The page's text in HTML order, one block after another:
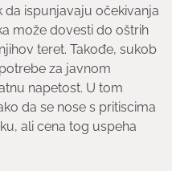
ispunjavaju očekivanja
može dovesti do oštrih
teret. Takođe, sukob
za javnom
napetost. U tom
da se nose s pritiscima
ali cena tog uspeha